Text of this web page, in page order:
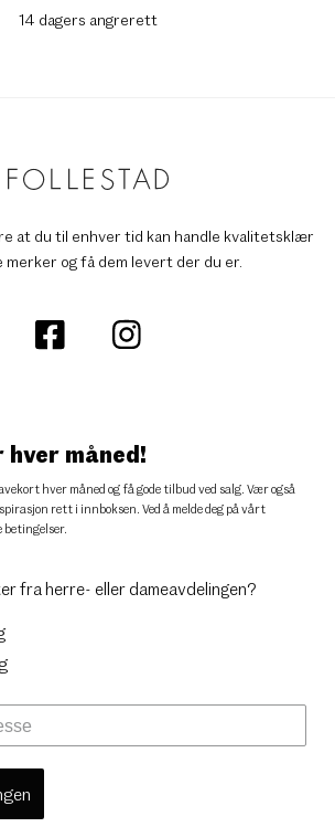
14 dagers angrerett
at du til enhver tid kan handle kvalitetsklær
og få dem levert der du er.
måned!
hver måned og få gode tilbud ved salg. Vær også
rett i innboksen. Ved å melde deg på vårt
betingelser.
fra herre- eller dameavdelingen?